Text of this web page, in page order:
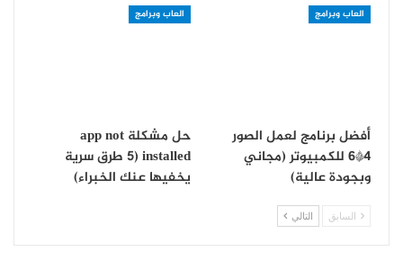
العاب وبرامج
أفضل برنامج لعمل الصور
4*6 للكمبيوتر (مجاني
وبجودة عالية)
العاب وبرامج
حل مشكلة app not
installed (5 طرق سرية
يخفيها عنك الخبراء)
السابق التالي